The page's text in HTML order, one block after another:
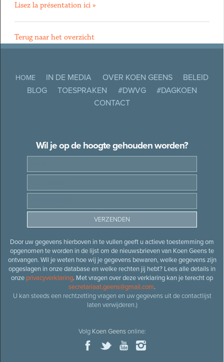
Lisez la présentation ici »
Terug naar het overzicht
HOME IN DE MEDIA OVER KOEN GEENS
BELEID
BLOG
TOESPRAKEN #DWVG
#DAGKOEN
CONTACT
Wil je op de hoogte gehouden worden?
Door uw gegevens hierboven in te vullen geeft u actieve toestemming om
opgenomen te worden in de lijst om de nieuwsbrieven van Koen Geens te
ontvangen. Wil je weten hoe wij je gegevens bewaren, welke gegevens zijn
opgeslagen in onze database en welke rechten jij hebt? Lees alle details in
onze privacyverklaring. Met vragen over deze verklaring kan je terecht op
secretariaat.geens@gmail.com.
U kan steeds een rechtzetting vragen en uw gegevens uit de contactlijst
laten verwijderen.)
Volg Koen Geensonline: